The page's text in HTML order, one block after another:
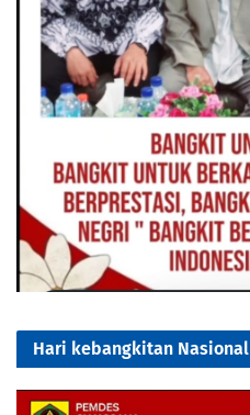
Hari kebangkitan Nasional